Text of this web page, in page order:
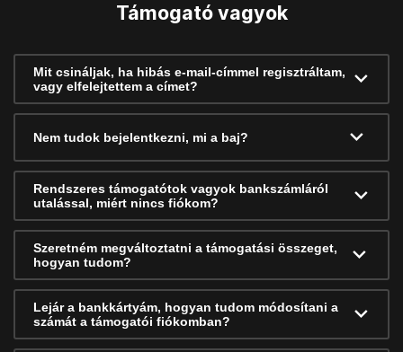
Támogató vagyok
Mit csináljak, ha hibás e-mail-címmel regisztráltam,
vagy elfelejtettem a címet?
Nem tudok bejelentkezni, mi a baj?
Rendszeres támogatótok vagyok bankszámláról
utalással, miért nincs fiókom?
Szeretném megváltoztatni a támogatási összeget,
hogyan tudom?
Lejár a bankkártyám, hogyan tudom módosítani a
számát a támogatói fiókomban?